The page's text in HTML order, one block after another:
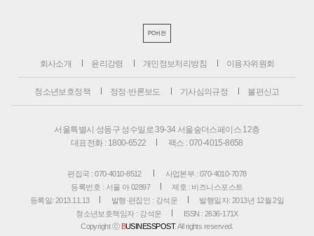
PC버전
회사소개 윤리강령 개인정보처리방침 이용자위원회
청소년보호정책 정정·반론보도 기사심의규정 불편신고
서울특별시 성동구 성수일로 39-34 서울숲더스페이스 12층
대표전화 : 1800-6522
팩스 : 070-4015-8658
편집국 : 070-4010-8512
사업본부 : 070-4010-7078
등록번호 : 서울 아 02897
제호 : 비즈니스포스트
등록일: 2013.11.13
발행·편집인 : 강석운
발행일자: 2013년 12월 2일
청소년보호책임자 : 강석운
ISSN : 2636-171X
Copyright ⓒ BUSINESSPOST. All rights reserved.